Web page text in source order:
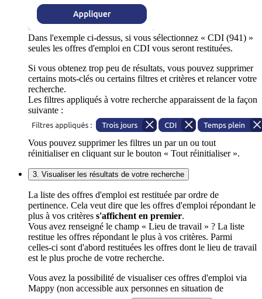
Dans l'exemple ci-dessus, si vous sélectionnez « CDI (941) »
seules les offres d'emploi en CDI vous seront restituées.
Si vous obtenez trop peu de résultats, vous pouvez supprimer
certains mots-clés ou certains filtres et critères et relancer votre
recherche.
Les filtres appliqués à votre recherche apparaissent de la façon
suivante :
Vous pouvez supprimer les filtres un par un ou tout
réinitialiser en cliquant sur le bouton « Tout réinitialiser ».
3. Visualiser les résultats de votre recherche
La liste des offres d'emploi est restituée par ordre de
pertinence. Cela veut dire que les offres d'emploi répondant le
plus à vos critères s'affichent en premier.
Vous avez renseigné le champ « Lieu de travail » ? La liste
restitue les offres répondant le plus à vos critères. Parmi
celles-ci sont d'abord restituées les offres dont le lieu de travail
est le plus proche de votre recherche.
Vous avez la possibilité de visualiser ces offres d'emploi via
Mappy (non accessible aux personnes en situation de